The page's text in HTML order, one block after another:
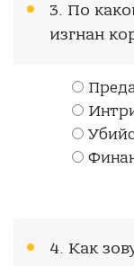
3. По
изгнан
4. Как